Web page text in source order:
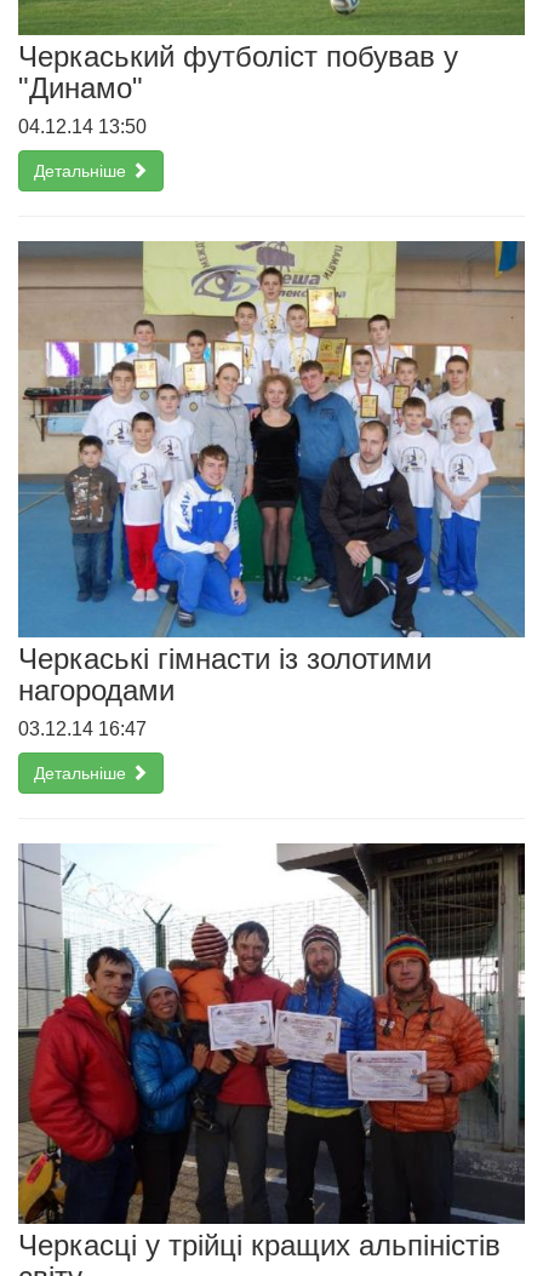
Черкаський футболіст побував у
"Динамо"
04.12.14 13:50
Детальніше
Черкаські гімнасти із золотими
нагородами
03.12.14 16:47
Детальніше
Черкасці у трійці кращих альпіністів